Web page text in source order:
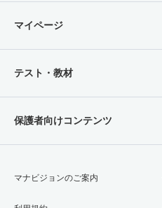
マイページ
テスト・教材
保護者向けコンテンツ
マナビジョンのご案内